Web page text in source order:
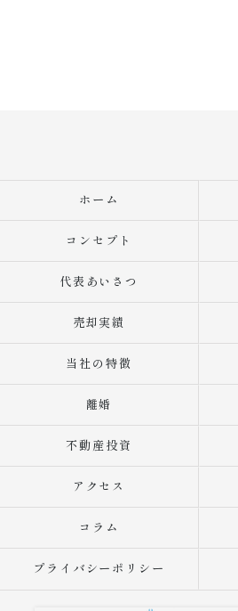
ホーム
コンセプト
代表あいさつ
売却実績
当社の特徴
離婚
不動産投資
アクセス
コラム
プライバシーポリシー